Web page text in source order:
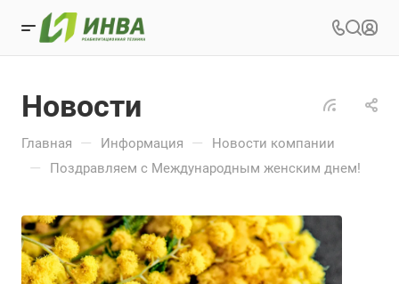
Новости
Главная — Информация — Новости компании
— Поздравляем с Международным женским днем!